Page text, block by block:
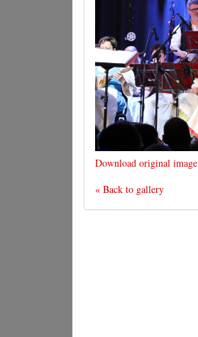
Download original image
« Back to gallery